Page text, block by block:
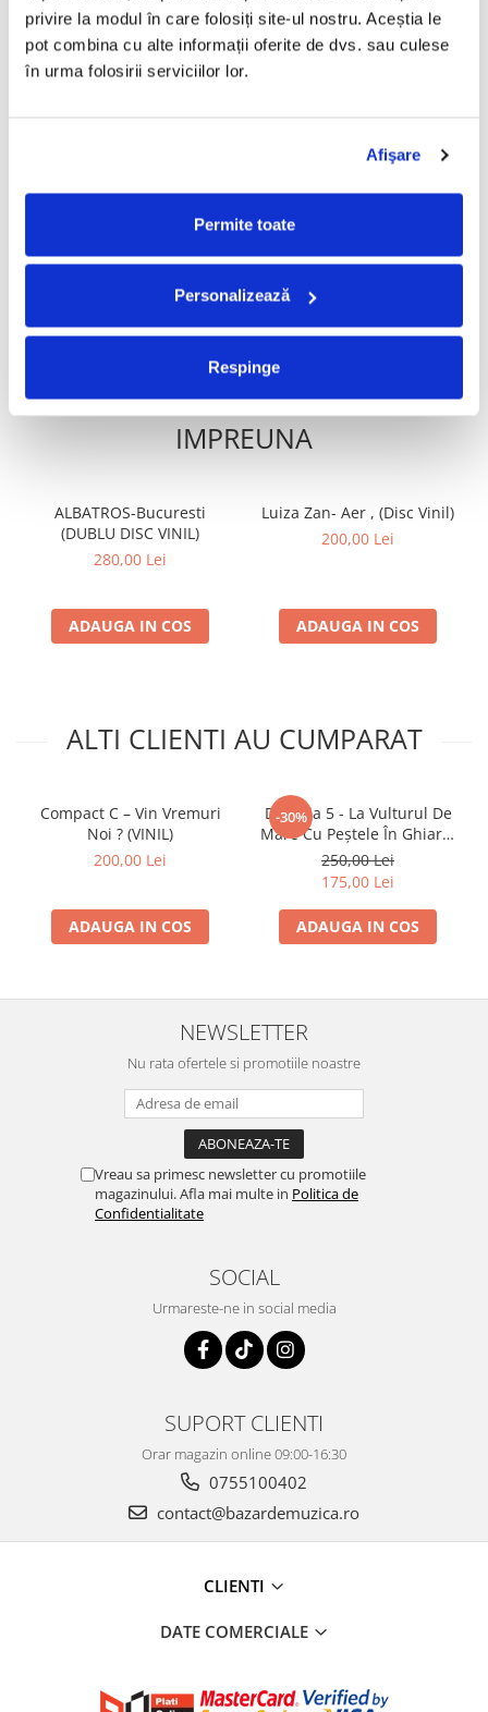
privire la modul în care folosiți site-ul nostru. Aceștia le
pot combina cu alte informații oferite de dvs. sau culese
în urma folosirii serviciilor lor.
Afişare
Permite toate
Personalizează
Respinge
Noi ? (VINIL)
ADAUGA IN COS
Mare Cu Peștele În Ghiare,
ADAUGA IN COS
FRECVENT CUMPARATE
IMPREUNA
ALBATROS-Bucuresti
(DUBLU DISC VINIL)
280,00 Lei
ADAUGA IN COS
Luiza Zan- Aer , (Disc Vinil)
200,00 Lei
ADAUGA IN COS
ALTI CLIENTI AU CUMPARAT
Compact C – Vin Vremuri
Noi ? (VINIL)
200,00 Lei
ADAUGA IN COS
-30%
Direcția 5 - La Vulturul De
Mare Cu Peștele În Ghiare,
(Disc Vinil)
250,00 Lei
175,00 Lei
ADAUGA IN COS
NEWSLETTER
Nu rata ofertele si promotiile noastre
Vreau sa primesc newsletter cu promotiile
magazinului. Afla mai multe in Politica de
Confidentialitate
SOCIAL
Urmareste-ne in social media
SUPORT CLIENTI
Orar magazin online 09:00-16:30
0755100402
contact@bazardemuzica.ro
CLIENTI
DATE COMERCIALE